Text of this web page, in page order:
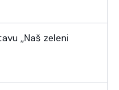
„Naš zeleni